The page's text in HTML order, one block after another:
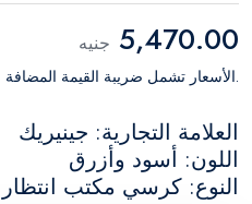
5,470.00 جنيه
.الأسعار تشمل ضريبة القيمة المضافة
العلامة التجارية: جينيريك
اللون: أسود وأزرق
النوع: كرسي مكتب انتظار